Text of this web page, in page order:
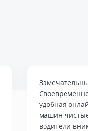
удобная
машин
водители